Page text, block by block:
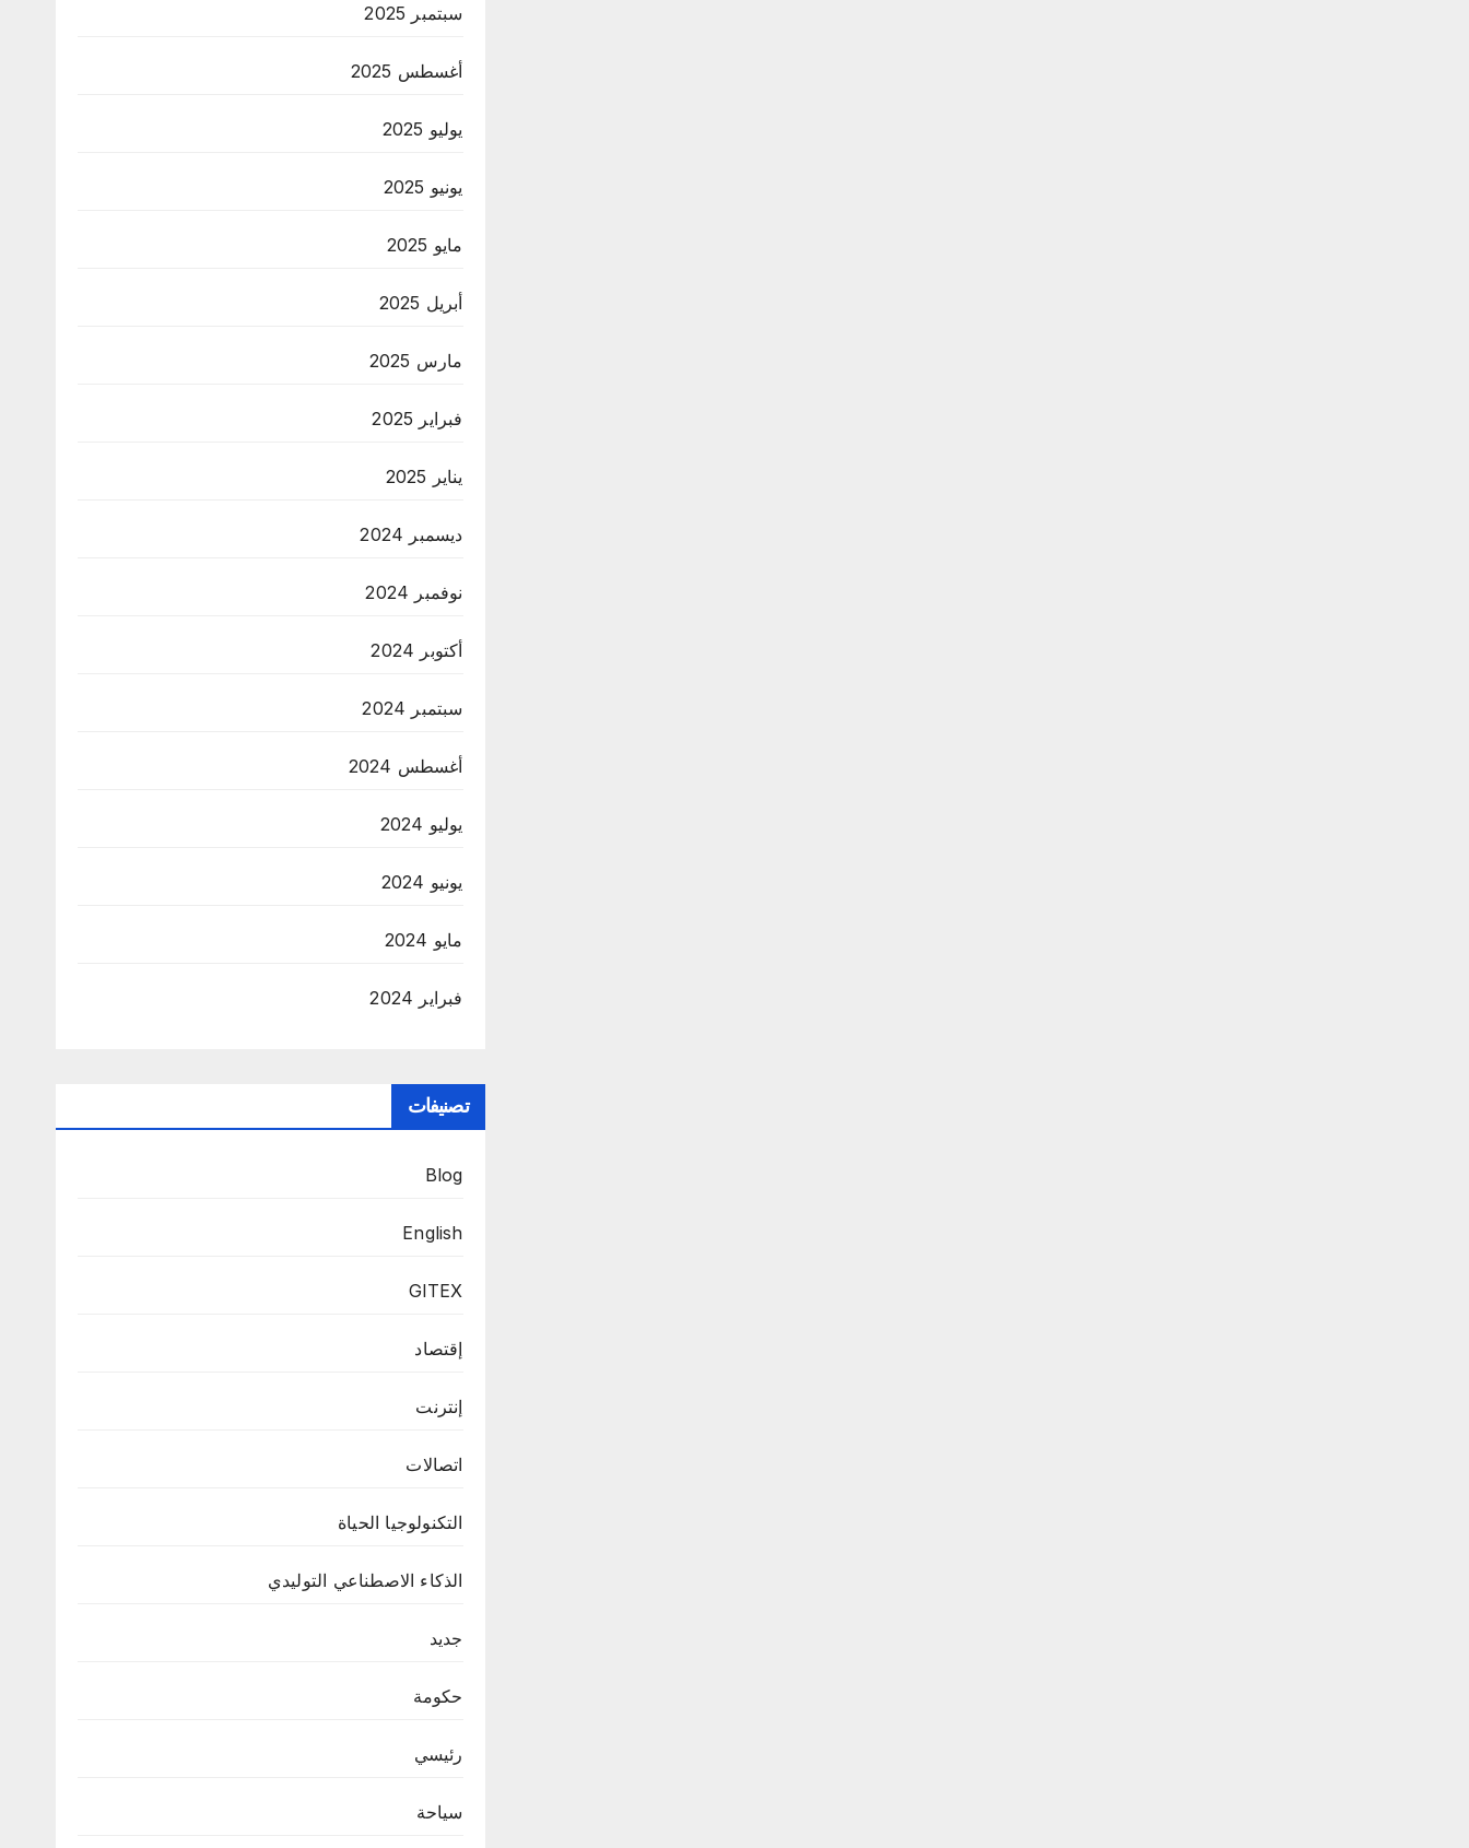
سبتمبر 2025
أغسطس 2025
يوليو 2025
يونيو 2025
مايو 2025
أبريل 2025
مارس 2025
فبراير 2025
يناير 2025
ديسمبر 2024
نوفمبر 2024
أكتوبر 2024
سبتمبر 2024
أغسطس 2024
يوليو 2024
يونيو 2024
مايو 2024
فبراير 2024
تصنيفات
Blog
English
GITEX
إقتصاد
إنترنت
اتصالات
التكنولوجيا الحياة
الذكاء الاصطناعي التوليدي
جديد
حكومة
رئيسي
سياحة